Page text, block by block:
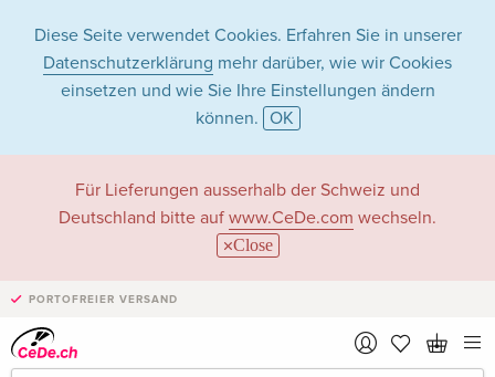
Diese Seite verwendet Cookies. Erfahren Sie in unserer
Datenschutzerklärung mehr darüber, wie wir Cookies
einsetzen und wie Sie Ihre Einstellungen ändern
können. OK
Für Lieferungen ausserhalb der Schweiz und
Deutschland bitte auf www.CeDe.com wechseln.
Close
PORTOFREIER VERSAND
›